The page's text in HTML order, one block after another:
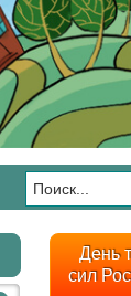
День
сил